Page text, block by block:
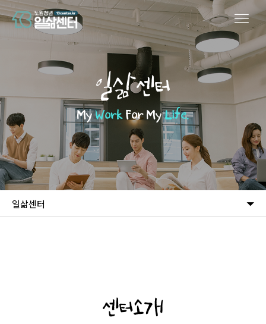
일삶센터
MyWorkFor MyLife.
일삶센터
센터소개